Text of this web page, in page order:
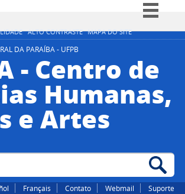
ALTO CONTRASTE MAPA DO SITE
Simplifique!
Participe
Legislação
Canais
DA PARAÍBA - UFPB
- Centro de
Humanas,
e Artes
Français Contato Webmail
Suporte